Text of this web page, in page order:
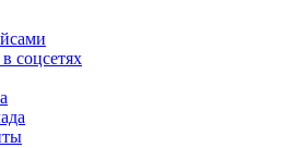
соцсетях